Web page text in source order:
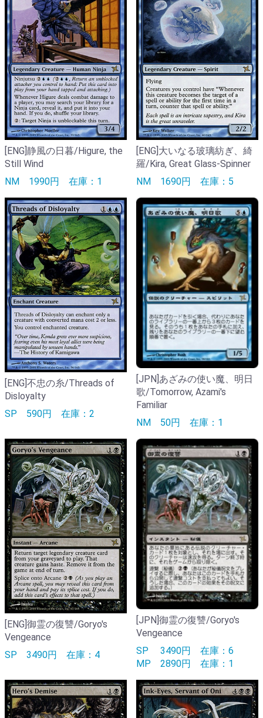
[ENG]静風の日暮/Higure, the
Still Wind
NM 1990円 在庫：1
[ENG]大いなる玻璃紡ぎ、綺
羅/Kira, Great Glass-Spinner
NM 1690円 在庫：5
[ENG]不忠の糸/Threads of
Disloyalty
SP 590円 在庫：2
[JPN]あざみの使い魔、明日
歌/Tomorrow, Azami's
Familiar
NM 50円 在庫：1
[ENG]御霊の復讐/Goryo's
Vengeance
SP 3490円 在庫：4
[JPN]御霊の復讐/Goryo's
Vengeance
SP
3490円 在庫：6
MP 2890円 在庫：1